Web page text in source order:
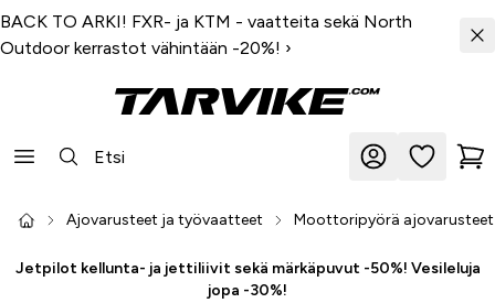
BACK TO ARKI! FXR- ja KTM - vaatteita sekä North
Outdoor kerrastot vähintään -20%! ›
Ajovarusteet ja työvaatteet Moottoripyörä ajovarusteet
Jetpilot kellunta- ja jettiliivit sekä märkäpuvut -50%! Vesileluja
jopa -30%!